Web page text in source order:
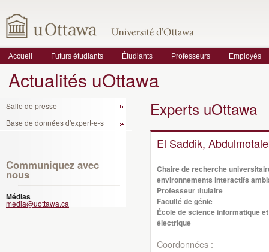
Accueil Futurs étudiants Étudiants Professeurs Employés
Actualités uOttawa
Salle de presse
Base de données d'expert-e-s
Communiquez avec
nous
Médias
media@uottawa.ca
Experts uOttawa
El Saddik,
Chaire de recherche
environnements interactifs
Professeur titulaire
Faculté de génie
École de science informatique
électrique
Coordonnées :